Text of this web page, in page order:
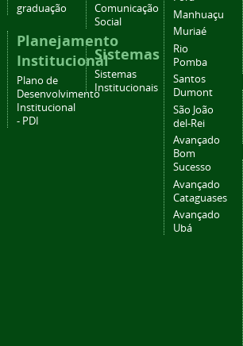
graduação
Planejamento
Institucional
Plano de
Desenvolvimento
Institucional
- PDI
Comunicação
Social
Sistemas
Sistemas
Institucionais
Manhuaçu
Muriaé
Rio
Pomba
Santos
Dumont
São João
del-Rei
Avançado
Bom
Sucesso
Avançado
Cataguases
Avançado
Ubá